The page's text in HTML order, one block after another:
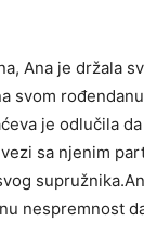
Ana je držala
svom
je odlučila
sa njenim
nespremnost